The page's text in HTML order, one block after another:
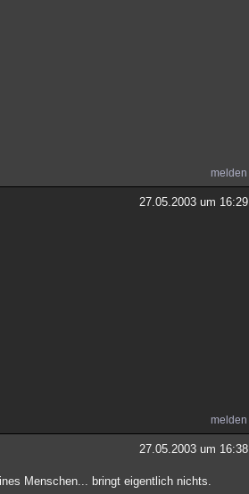
melden
27.05.2003 um 16:29
melden
27.05.2003 um 16:38
Menschen... bringt eigentlich nichts.